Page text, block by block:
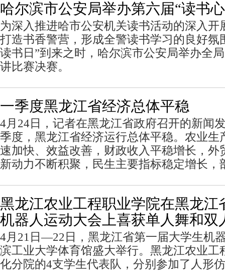
哈尔滨市公安局举办第六届“读书
为深入推进哈市公安机关读书活动的深入开
打造书香警营，形成全警读书学习的良好氛
读书日”到来之时，哈尔滨市公安局举办全
讲比赛决赛。
一季度黑龙江省经济总体平稳
4月24日，记者在黑龙江省政府召开的新闻
季度，黑龙江省经济运行总体平稳。农业生
速加快、效益改善，财政收入平稳增长，外
新动力不断积聚，民生主要指标稳定增长，
黑龙江农业工程职业学院在黑龙江
机器人运动大会上喜获单人舞和双
4月21日—22日，黑龙江省第一届大学生机
滨工业大学体育馆盛大举行。黑龙江农业工
化分院的4支学生代表队，分别参加了人形